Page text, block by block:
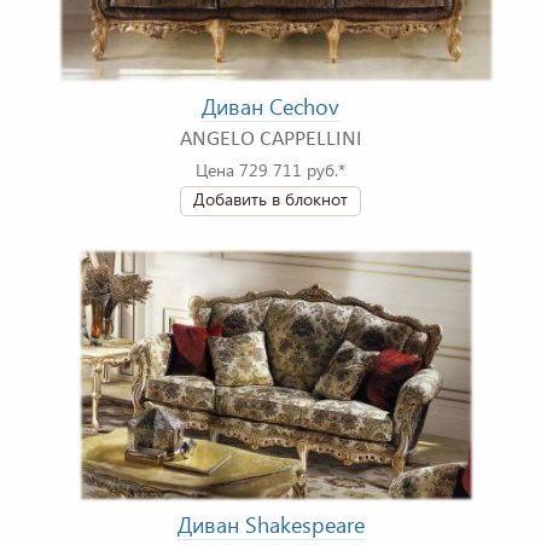
Диван Cechov
ANGELO CAPPELLINI
Цена 729 711 руб.*
Добавить в блокнот
Диван Shakespeare